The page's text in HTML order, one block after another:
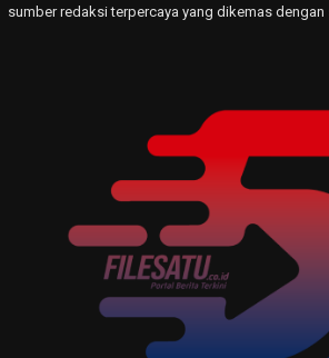
sumber redaksi terpercaya yang dikemas dengan